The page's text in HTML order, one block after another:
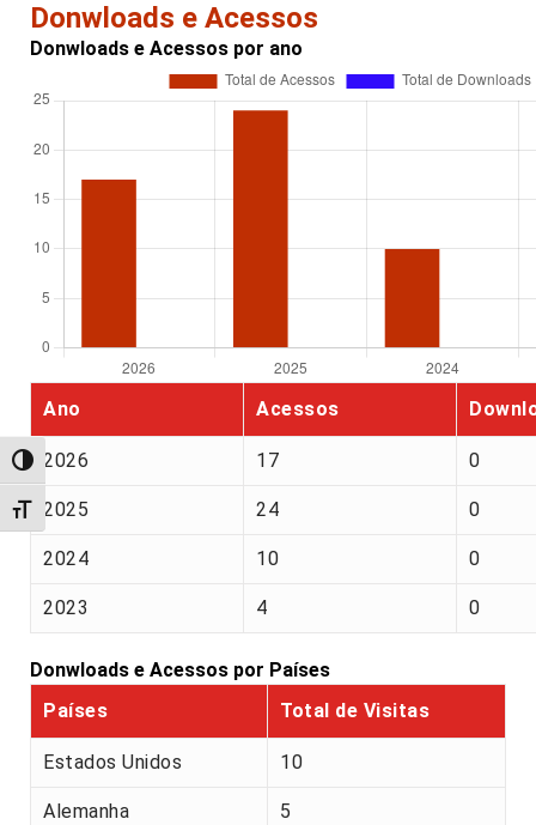
Alternar alto contraste
Alternar tamanho da fonte
Donwloads e Acessos
Donwloads e Acessos por ano
Ano Acessos
2026 17 0
2025 24 0
2024 10 0
2023 4 0
Donwloads e Acessos por Países
Países
Total de Visitas
Estados Unidos 10
Alemanha 5